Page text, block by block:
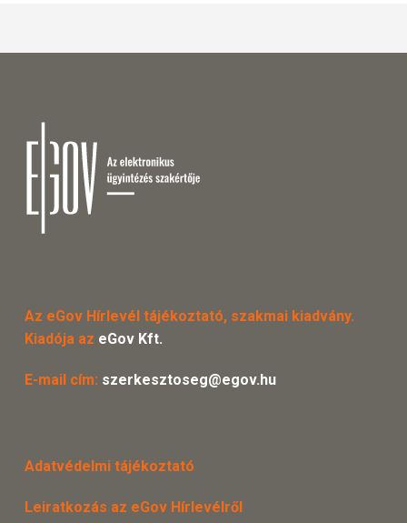
Az eGov Hírlevél tájékoztató, szakmai kiadvány.
Kiadója az eGov Kft.
E-mail cím: szerkesztoseg@egov.hu
Adatvédelmi tájékoztató
Leiratkozás az eGov Hírlevélről